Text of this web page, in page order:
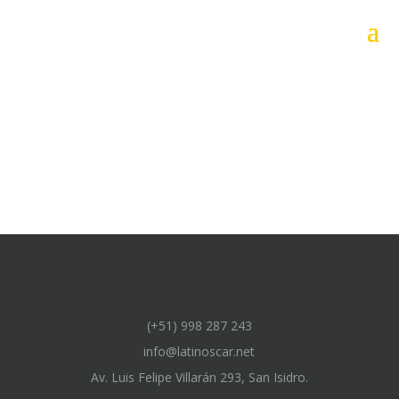
(+51) 998 287 243
info@latinoscar.net
Av. Luis Felipe Villarán 293, San Isidro.